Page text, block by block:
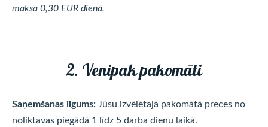
maksa 0,30 EUR dienā.
2. Venipak pakomāti
Saņemšanas ilgums:Jūsu izvēlētajā pakomātā preces no
noliktavas piegādā 1 līdz 5 darba dienu laikā.